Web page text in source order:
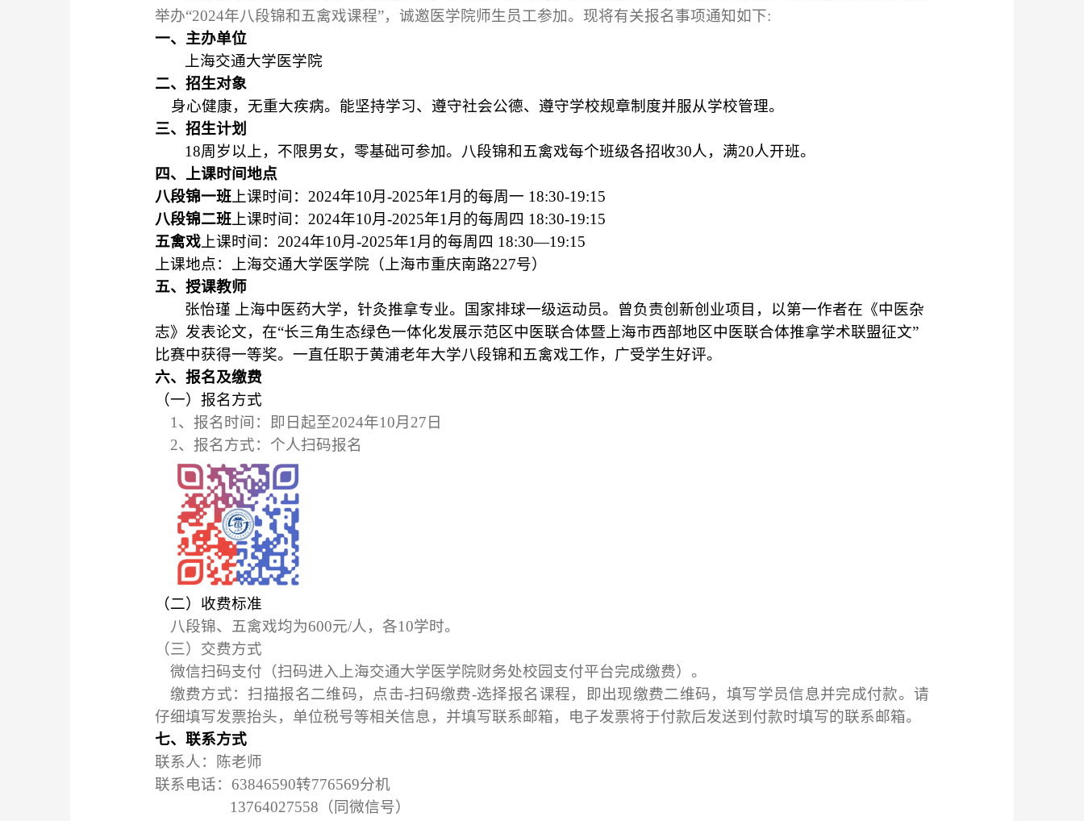
举办“2024年八段锦和五禽戏课程”， 诚邀医学院师生员工参加。现将有关报名事项通知如下:
一、 主办单位
上海交通大学医学院
二、 招生对象
身心健康，无重大疾病。能坚持学习、遵守社会公德、遵守学校规章制度并服从学校管理。
三、 招生计划
18周岁以上，不限男女，零基础可参加。 八段锦和五禽戏每个班级各招收30人， 满20人开班。
四、 上课时间地点
八段锦一班 上课时间 ： 2024年10月 -2025年1月的每周一 18:30-19:15
八段锦二班 上课时间 ： 2024年10月-2025年1月的每周四 18:30-19:15
五禽戏 上课时间 ： 2024年10月-2025年1月的每周四 18:30—19:15
上课地点 ： 上海交通大学医学院 （上海市重庆南路227号）
五、 授课教师
张怡瑾
上海中医药大学，针灸推拿专业。国家排球一级运动员。曾负责创新创业项目，以第一作者在《中医杂
志》发表论文，在“长三角生态绿色一体化发展示范区中医联合体暨上海市西部地区中医联合体推拿学术联盟征文”
比赛中获得一等奖。一直任职于黄浦老年大学八段锦和五禽戏工作，广受学生好评。
六、 报名及缴费
（一）报名方式
1、 报名时间：即日起至2024年10月27日
2、 报名方式：个人扫码报名
（二）收费标准
八段锦、五禽戏均为600元/人，各10学时。
（三） 交费方式
微信扫码支付（扫码进入上海交通大学医学院财务处校园支付平台完成缴费）。
缴费方式： 扫描报名二维码，点击-扫码缴费-选择报名课程，即出现缴费二维码， 填写学员信息并完成付款。请
仔细填写发票抬头，单位税号等相关信息，并填写联系邮箱，电子发票将于付款后发送到付款时填写的联系邮箱。
七、 联系方式
联系人：陈老师
联系电话： 63846590转776569分机
13764027558（同微信号）